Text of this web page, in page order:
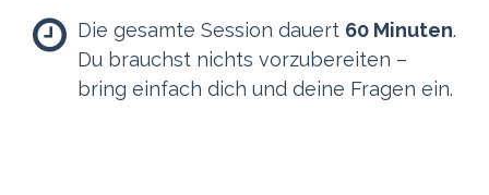
Die gesamte Session dauert 60 Minuten.
Du brauchst nichts vorzubereiten –
bring einfach dich und deine Fragen ein.